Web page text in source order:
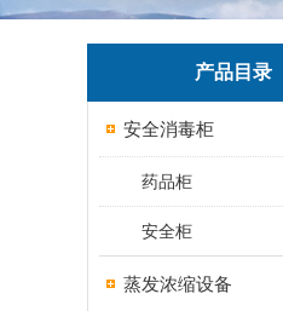
产品目录
安全消毒柜
药品柜
安全柜
蒸发浓缩设备